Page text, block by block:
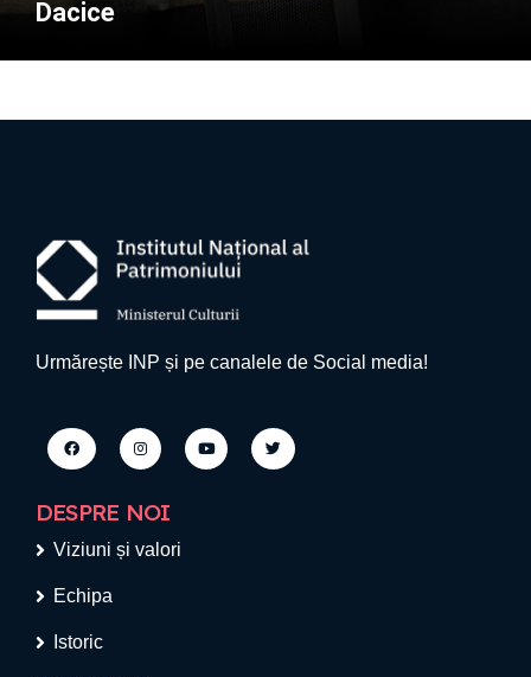
Dacice
Urmărește INP și pe canalele de Social media!
DESPRE NOI
Viziuni și valori
Echipa
Istoric